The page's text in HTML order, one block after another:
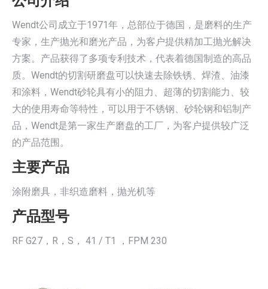
Wendt公司成立于1971年，总部位于德国，是磨料的生产
专家，生产抛光和磨光产品，为客户提供精加工抛光解决
方案。产品获得了多项专利技术，代表着德国制造的高品
质。Wendt的切割研磨盘可以快速去除铁锈、焊渣、油漆
和涂料，Wendt砂轮具有小的阻力、超薄的切割能力、较
大的使用寿命等特性，可以用于不锈钢、砂轮钢和铝制产
品，Wendt是第一家生产磨盘的工厂，为客户提供较广泛
的产品范围。
主要产品
涂附磨具，非织造磨料，抛光机等
产品型号
RF G27，R，S， 41 / T1 ，FPM 230